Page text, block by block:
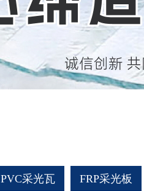
PVC采光瓦 FRP采光板